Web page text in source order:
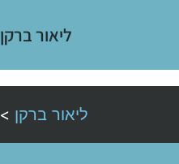
ליאור ברקן
ליאור ברקן >